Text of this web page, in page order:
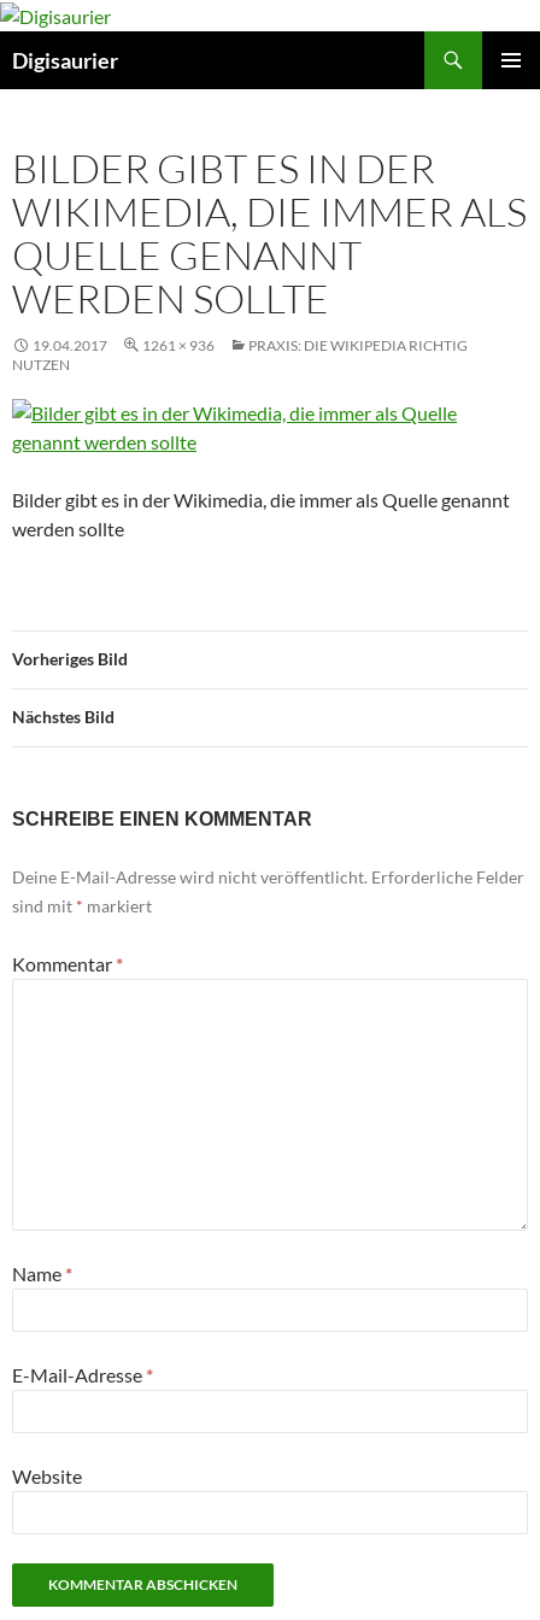
Zum
springen
Digisaurier
BILDER GIBT ES IN DER
WIKIMEDIA, DIE IMMER ALS
QUELLE GENANNT
WERDEN SOLLTE
19.04.2017 1261 × 936
PRAXIS: DIE WIKIPEDIA RICHTIG
NUTZEN
Bilder gibt es in der Wikimedia, die immer als Quelle genannt
werden sollte
Vorheriges Bild
Nächstes Bild
SCHREIBE EINEN KOMMENTAR
Deine E-Mail-Adresse wird nicht veröffentlicht. Erforderliche Felder
sind mit * markiert
Kommentar *
Name *
E-Mail-Adresse *
Website